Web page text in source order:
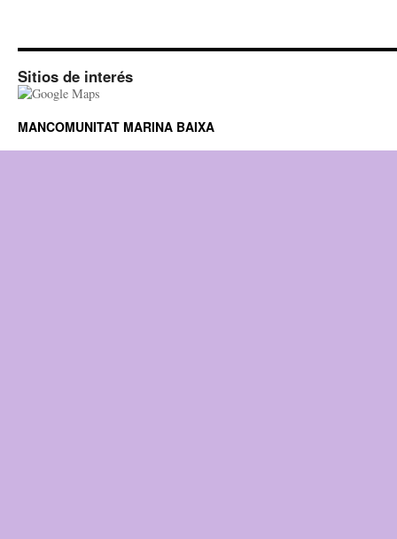
Sitios de interés
MANCOMUNITAT MARINA BAIXA